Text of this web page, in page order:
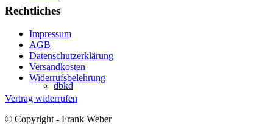
dbkd
Rechtliches
Impressum
AGB
Datenschutzerklärung
Versandkosten
Widerrufsbelehrung
Vertrag widerrufen
© Copyright - Frank Weber